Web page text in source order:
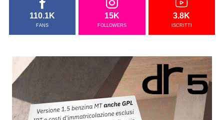
110.1K
FANS
15K
FOLLOWERS
3.8K
ISCRITTI